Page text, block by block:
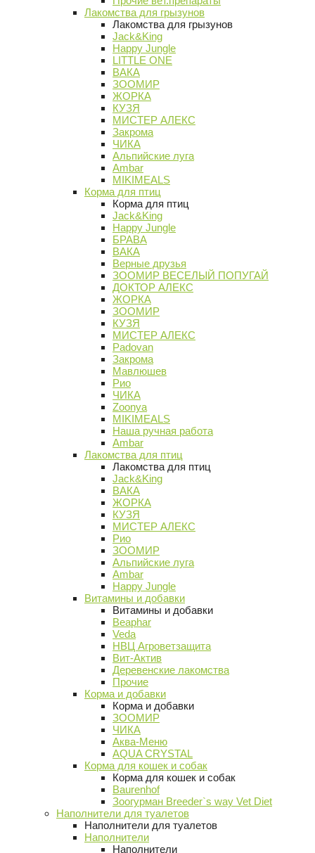
Лакомства для грызунов
Лакомства для грызунов
Jack&King
Happy Jungle
LITTLE ONE
ВАКА
ЗООМИР
ЖОРКА
КУЗЯ
МИСТЕР АЛЕКС
Закрома
ЧИКА
Альпийские луга
Ambar
MIKIMEALS
Корма для птиц
Корма для птиц
Jack&King
Happy Jungle
БРАВА
ВАКА
Верные друзья
ЗООМИР ВЕСЕЛЫЙ ПОПУГАЙ
ДОКТОР АЛЕКС
ЖОРКА
ЗООМИР
КУЗЯ
МИСТЕР АЛЕКС
Padovan
Закрома
Мавлюшев
Рио
ЧИКА
Zoonya
MIKIMEALS
Наша ручная работа
Ambar
Лакомства для птиц
Лакомства для птиц
Jack&King
ВАКА
ЖОРКА
КУЗЯ
МИСТЕР АЛЕКС
Рио
ЗООМИР
Альпийские луга
Ambar
Happy Jungle
Витамины и добавки
Витамины и добавки
Beaphar
Veda
НВЦ Агроветзащита
Вит-Актив
Деревенские лакомства
Прочие
Корма и добавки
Корма и добавки
ЗООМИР
ЧИКА
Аква-Меню
AQUA CRYSTAL
Корма для кошек и собак
Корма для кошек и собак
Baurenhof
Зоогурман Breeder`s way Vet Diet
Наполнители для туалетов
Наполнители для туалетов
Наполнители
Наполнители